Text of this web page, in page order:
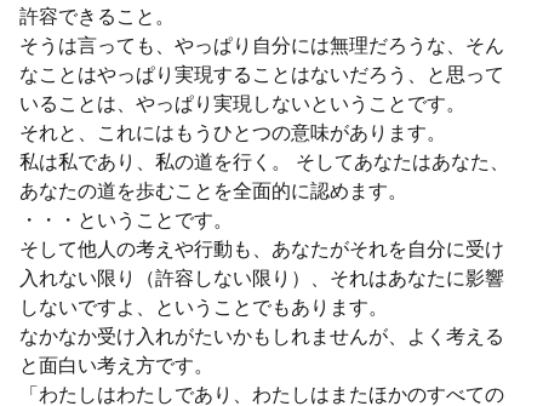
許容できること。
そうは言っても、やっぱり自分には無理だろうな、そん
なことはやっぱり実現することはないだろう、と思って
いることは、やっぱり実現しないということです。
それと、これにはもうひとつの意味があります。
私は私であり、私の道を行く。 そしてあなたはあなた、
あなたの道を歩むことを全面的に認めます。
・・・ということです。
そして他人の考えや行動も、あなたがそれを自分に受け
入れない限り（許容しない限り）、それはあなたに影響
しないですよ、ということでもあります。
なかなか受け入れがたいかもしれませんが、よく考える
と面白い考え方です。
「わたしはわたしであり、わたしはまたほかのすべての